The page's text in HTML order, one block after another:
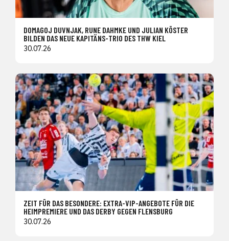
DOMAGOJ DUVNJAK, RUNE DAHMKE UND JULIAN KÖSTER
BILDEN DAS NEUE KAPITÄNS-TRIO DES THW KIEL
30.07.26
ZEIT FÜR DAS BESONDERE: EXTRA-VIP-ANGEBOTE FÜR DIE
HEIMPREMIERE UND DAS DERBY GEGEN FLENSBURG
30.07.26